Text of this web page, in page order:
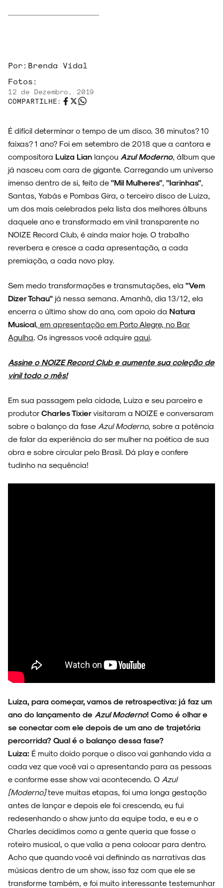
ARQUIVO
ENTREVISTAS
Por: Brenda Vidal
Fotos:
12 de Dezembro, 2019
COMPARTILHE:
É difícil determinar o tempo de um disco. 36 minutos? 10
faixas? 1 ano? Foi em setembro de 2018 que a cantora e
compositora Luiza Lian lançou Azul Moderno, álbum que
já nasceu com cara de gigante. Carregando um universo
imenso dentro de si, feito de "Mil Mulheres", "Iarinhas",
Santas, Yabás e Pombas Gira, o terceiro disco de Luiza,
um dos mais celebrados pela lista dos melhores álbuns
daquele ano e transformado em vinil transparente no
NOIZE Record Club, é ainda maior hoje. O trabalho
reverbera e cresce a cada apresentação, a cada
premiação, a cada novo play.
Sem medo transformações e transmutações, ela "Vem
Dizer Tchau" já nessa semana. Amanhã, dia 13/12, ela
encerra o último show do ano, com apoio da Natura
Musical, em apresentação em Porto Alegre, no Bar
Agulha. Os ingressos você adquire aqui.
Assine o NOIZE Record Club e aumente sua coleção de
vinil todo o mês!
Em sua passagem pela cidade, Luiza e seu parceiro e
produtorCharles Tixiervisitaram a NOIZE e conversaram
sobre o balanço da fase Azul Moderno, sobre a potência
de falar da experiência do ser mulher na poética de sua
obra e sobre circular pelo Brasil. Dá play e confere
tudinho na sequência!
Luiza, para começar, vamos de retrospectiva: já faz um
ano do lançamento de Azul Moderno! Como é olhar e
se conectar com ele depois de um ano de trajetória
percorrida? Qual é o balanço dessa fase?
Luiza: É muito doido porque o disco vai ganhando vida a
cada vez que você vai o apresentando para as pessoas
e conforme esse show vai acontecendo. O Azul
[Moderno]teve muitas etapas, foi uma longa gestação
antes de lançar e depois ele foi crescendo, eu fui
redesenhando o show junto da equipe toda, e eu e o
Charles decidimos como a gente queria que fosse o
roteiro musical, o que valia a pena colocar para dentro.
Acho que quando você vai definindo as narrativas das
músicas dentro de um show, isso faz com que ele se
transforme também, e foi muito interessante testemunhar